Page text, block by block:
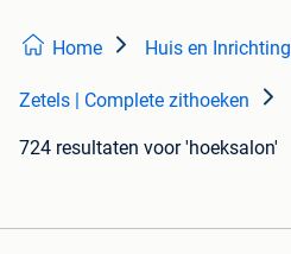
Home Huis en Inrichting
Zetels | Complete zithoeken
724 resultaten voor 'hoeksalon'